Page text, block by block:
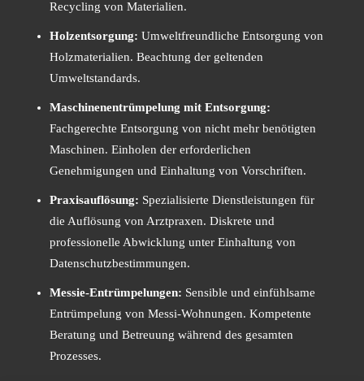
Recycling von Materialien.
Holzentsorgung: Umweltfreundliche Entsorgung von
Holzmaterialien. Beachtung der geltenden
Umweltstandards.
Maschinenentrümpelung mit Entsorgung:
Fachgerechte Entsorgung von nicht mehr benötigten
Maschinen. Einholen der erforderlichen
Genehmigungen und Einhaltung von Vorschriften.
Praxisauflösung: Spezialisierte Dienstleistungen für
die Auflösung von Arztpraxen. Diskrete und
professionelle Abwicklung unter Einhaltung von
Datenschutzbestimmungen.
Messie-Entrümpelungen: Sensible und einfühlsame
Entrümpelung von Messi-Wohnungen. Kompetente
Beratung und Betreuung während des gesamten
Prozesses.